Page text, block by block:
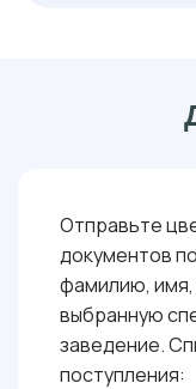
: 36
МАТЕМАТИКА В
Отправьте
документов
фамилию,
выбранную
заведение.
поступления: